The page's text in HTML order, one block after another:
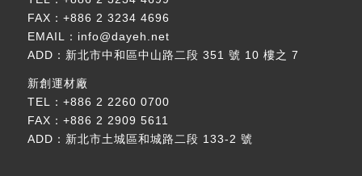
FAX：+886 2 3234 4696
EMAIL： info@dayeh.net
ADD： 新北市中和區中山路二段 351 號 10 樓之 7
新創運材廠
TEL： +886 2 2260 0700
FAX：+886 2 2909 5611
ADD： 新北市土城區和城路二段 133-2 號